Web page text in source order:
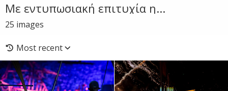
Με εντυπωσιακή επιτυχία η...
25 images
Most recent